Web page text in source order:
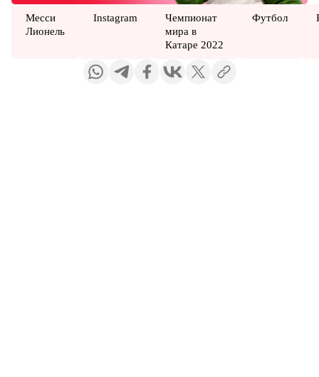
Месси
Лионель
Instagram
Чемпионат
мира в
Катаре 2022
Футбол